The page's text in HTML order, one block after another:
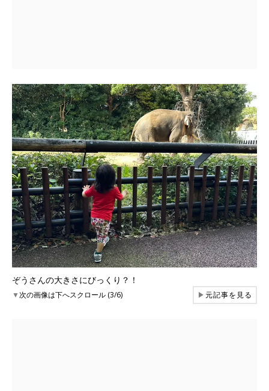
ぞうさんの大きさにびっくり？！
▼次の画像は下へスクロール (3/6) ▶元記事を見る